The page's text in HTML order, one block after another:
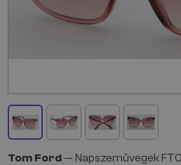
Tom Ford — Napszemüvegek